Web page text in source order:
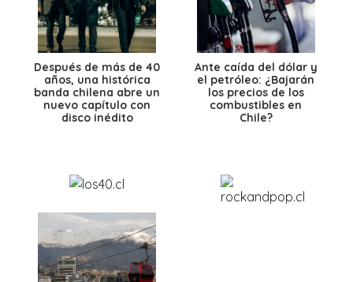
Después de más de 40
años, una histórica
banda chilena abre un
nuevo capítulo con
disco inédito
Ante caída del dólar y
el petróleo: ¿Bajarán
los precios de los
combustibles en
Chile?